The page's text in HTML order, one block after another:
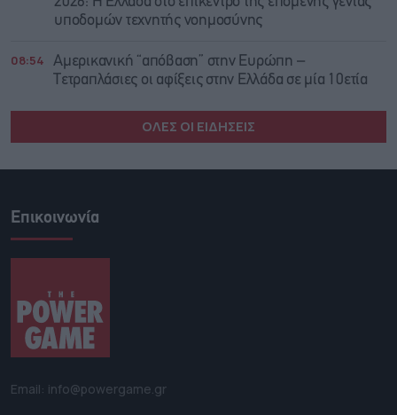
υποδομών τεχνητής νοημοσύνης
08:54
Αμερικανική “απόβαση” στην Ευρώπη –
Τετραπλάσιες οι αφίξεις στην Ελλάδα σε μία 10ετία
ΟΛΕΣ ΟΙ ΕΙΔΗΣΕΙΣ
Επικοινωνία
Email: info@powergame.gr